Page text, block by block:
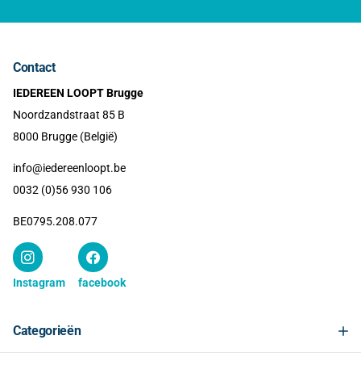
Categorieën
Contact
IEDEREEN LOOPT Brugge
Noordzandstraat 85 B
8000 Brugge (België)
info@iedereenloopt.be
0032 (0)56 930 106
BE0795.208.077
Instagram facebook